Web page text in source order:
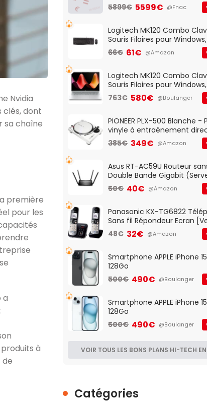
Nvidia
clés, dont
sa chaîne
première
pour les
a
à
de
5899€ 5599€ @Fnac
Logitech MK120 Combo
Souris Filaires pour
Optique Filaire, Connexion
And Play, Confortable, Taille
QWERTY UK - Noir
66€ 61€ @Amazon
Logitech MK120 Combo
Souris Filaires pour
Optique Filaire, Connexion
And Play, Confortable, Taille
QWERTY UK - Noir
763€ 580€ @Boulanger
PIONEER PLX-500 Blanche -
vinyle à entraénement
vitesses (33-45-78 trs/
pre-ampli intégré et port
385€ 349€ @Amazon
Asus RT-AC59U Routeur
Double Bande Gigabit
Client VPN, Triple Vlan,
d'accès et Bridge, contrôle
50€ 40€ @Amazon
Panasonic KX-TG6822
Sans fil Répondeur Ecran
Française]
48€ 32€ @Amazon
Smartphone APPLE iPhone
128Go
500€ 490€ @Boulanger
Smartphone APPLE iPhone
128Go
500€ 490€ @Boulanger
VOIR TOUS LES BONS PLANS HI-TECH
Catégories